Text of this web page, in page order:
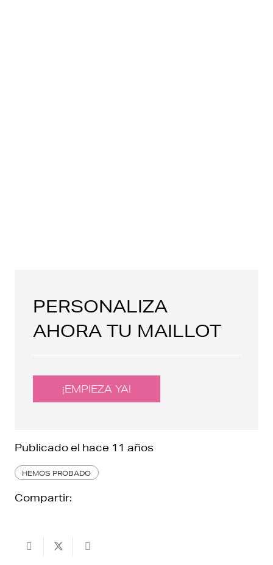
PERSONALIZA
AHORA TU MAILLOT
¡EMPIEZA YA!
Publicado el hace 11 años
HEMOS PROBADO
Compartir: